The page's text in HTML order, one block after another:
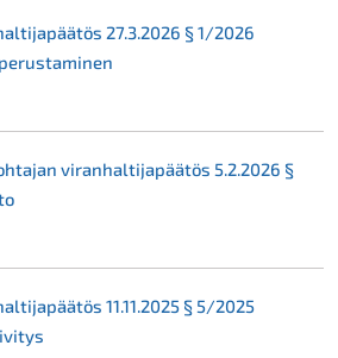
27.3.2026 § 1/2026
viranhaltijapäätös 5.2.2026 §
11.11.2025 § 5/2025